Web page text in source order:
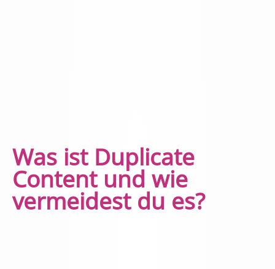
Was ist Duplicate
Content und wie
vermeidest du es?